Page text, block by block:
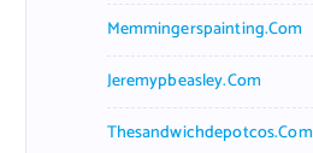
Memmingerspainting.com
Jeremypbeasley.com
Thesandwichdepotcos.com